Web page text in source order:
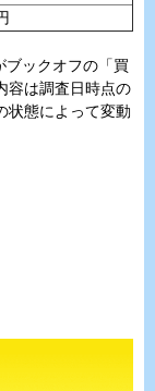
ックオフの「買
容は調査日時点の
状態によって変動